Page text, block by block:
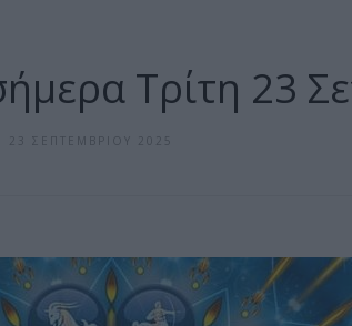
Τρίτη 23
23 ΣΕΠΤΕΜΒΡΊΟΥ 2025